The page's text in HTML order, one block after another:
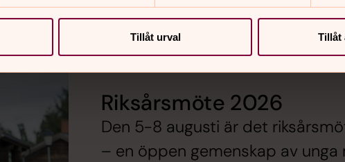
Tillåt urval Tillåt
Riksårsmöte 2026
Den 5-8 augusti är det
– en öppen gemenskap av